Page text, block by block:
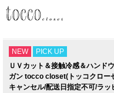
NEW
PICK UP
ＵＶカット＆接触冷感＆ハンド
ガン tocco closet(トッコクロー
キャンセル/配送日指定不可/ラ